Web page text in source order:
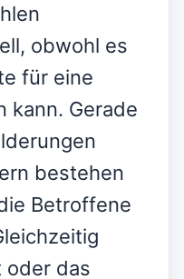
obwohl es
für eine
kann. Gerade
bestehen
Betroffene
oder das